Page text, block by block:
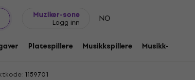
Muziker-sone
Logg inn NO
Platespillere Musikkspillere Musikk-CD-er
(CD)
1159701